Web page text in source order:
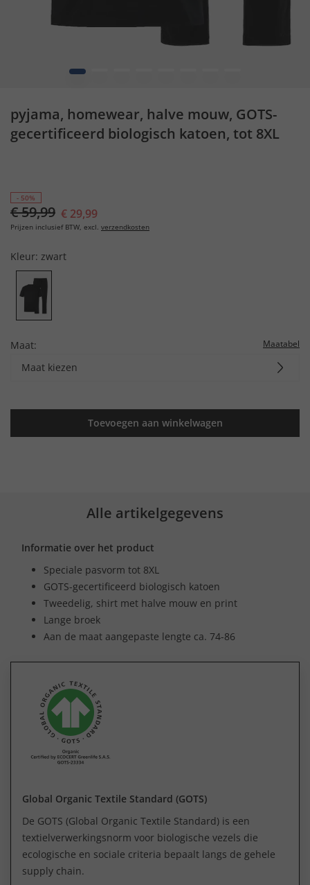
1
pyjama, homewear, halve mouw, GOTS-
gecertificeerd biologisch katoen, tot 8XL
- 50%
€ 59,99 € 29,99
Prijzen inclusief BTW, excl. verzendkosten
Kleur: zwart
Maat: Maatabel
Maat kiezen
Toevoegen aan winkelwagen
Alle artikelgegevens
Informatie over het product
Speciale pasvorm tot 8XL
GOTS-gecertificeerd biologisch katoen
Tweedelig, shirt met halve mouw en print
Lange broek
Aan de maat aangepaste lengte ca. 74-86
Global Organic Textile Standard (GOTS)
De GOTS (Global Organic Textile Standard) is een
textielverwerkingsnorm voor biologische vezels die
ecologische en sociale criteria bepaalt langs de gehele
supply chain.